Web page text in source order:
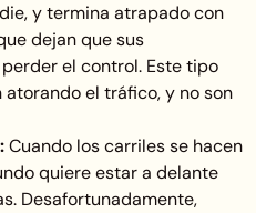
y termina atrapado con
dejan que sus
el control. Este tipo
el tráfico, y no son
Cuando los carriles se hacen
quiere estar a delante
Desafortunadamente,